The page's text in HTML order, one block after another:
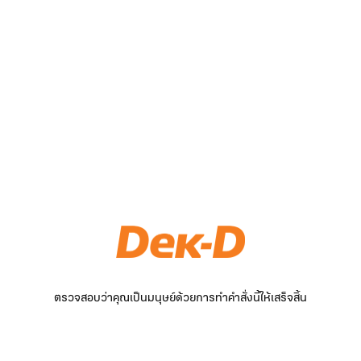
ตรวจสอบว่าคุณเป็นมนุษย์ด้วยการทำคำสั่งนี้ให้เสร็จสิ้น